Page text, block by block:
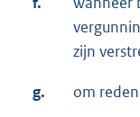
zijn
g. om